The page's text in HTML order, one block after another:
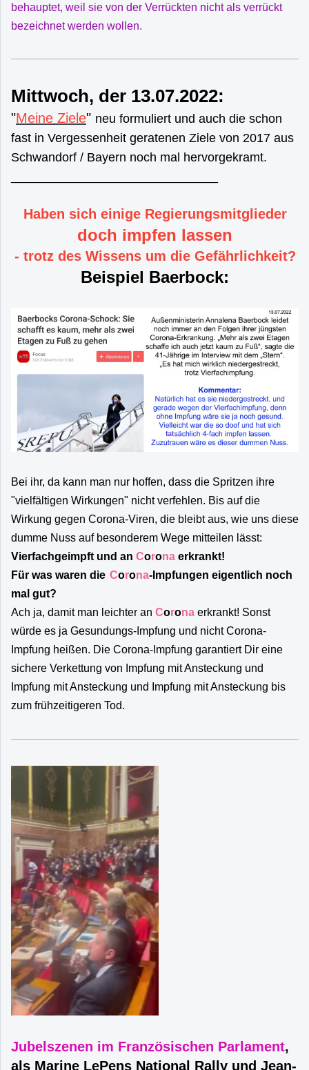
behauptet, weil sie von der Verrückten nicht als verrückt
bezeichnet werden wollen.
Mittwoch, der 13.07.2022:
"Meine Ziele" neu formuliert und auch die schon
fast in Vergessenheit geratenen Ziele von 2017 aus
Schwandorf / Bayern noch mal hervorgekramt.
Haben sich einige Regierungsmitglieder
doch impfen lassen
- trotz des Wissens um die Gefährlichkeit?
Beispiel Baerbock:
Bei ihr, da kann man nur hoffen, dass die Spritzen ihre
"vielfältigen Wirkungen" nicht verfehlen. Bis auf die
Wirkung gegen Corona-Viren, die bleibt aus, wie uns diese
dumme Nuss auf besonderem Wege mitteilen lässt:
Vierfachgeimpft und an Corona erkrankt!
Für was waren die Corona-Impfungen eigentlich noch
mal gut?
Ach ja, damit man leichter an Corona erkrankt! Sonst
würde es ja Gesundungs-Impfung und nicht Corona-
Impfung heißen. Die Corona-Impfung garantiert Dir eine
sichere Verkettung von Impfung mit Ansteckung und
Impfung mit Ansteckung und Impfung mit Ansteckung bis
zum frühzeitigeren Tod.
Jubelszenen im Französischen Parlament,
als Marine LePens National Rally und Jean-